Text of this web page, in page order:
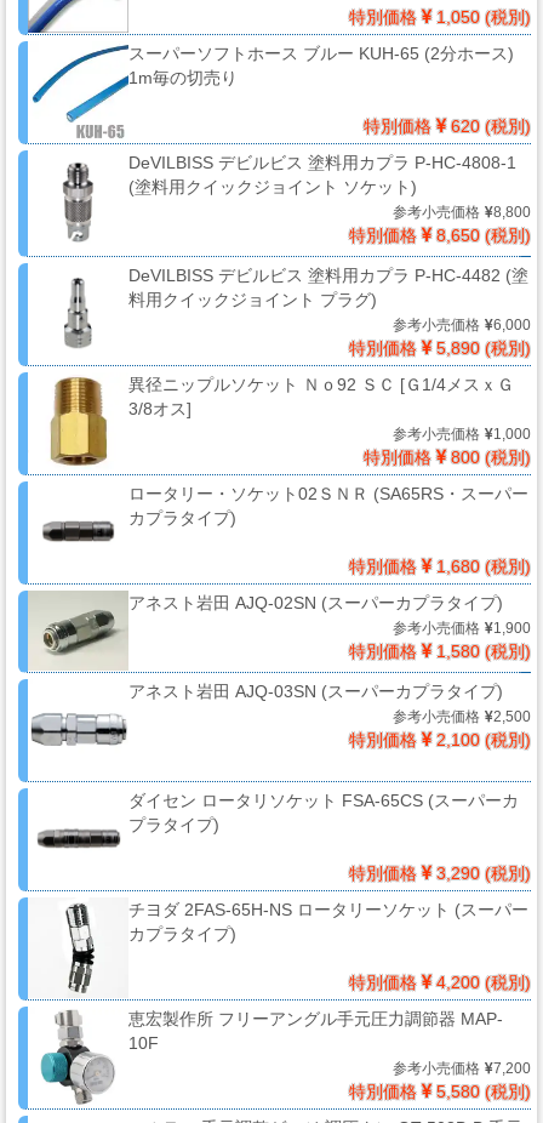
レ
ー
ン
ブ
プ
ー・
ー
路
コ
パ
バ
フ・
カ
特別価格
1,050 (税別)
スーパーソフトホース ブルー KUH-65 (2分ホース)
1m毎の切売り
特別価格
620 (税別)
DeVILBISS デビルビス 塗料用カプラ P-HC-4808-1
(塗料用クイックジョイント ソケット)
参考小売価格 8,800
特別価格 8,650 (税別)
DeVILBISS デビルビス 塗料用カプラ P-HC-4482 (塗
料用クイックジョイント プラグ)
参考小売価格 6,000
特別価格
5,890 (税別)
異径ニップルソケット Ｎｏ92 ＳＣ [Ｇ1/4メスｘＧ
3/8オス]
参考小売価格 1,000
特別価格
800 (税別)
ロータリー・ソケット02ＳＮＲ (SA65RS・スーパー
カプラタイプ)
特別価格
1,680 (税別)
アネスト岩田 AJQ-02SN (スーパーカプラタイプ)
参考小売価格 1,900
特別価格 1,580 (税別)
アネスト岩田 AJQ-03SN (スーパーカプラタイプ)
参考小売価格 2,500
特別価格 2,100 (税別)
ダイセン ロータリソケット FSA-65CS (スーパーカ
プラタイプ)
特別価格
3,290 (税別)
チヨダ 2FAS-65H-NS ロータリーソケット (スーパー
カプラタイプ)
特別価格
4,200 (税別)
恵宏製作所 フリーアングル手元圧力調節器 MAP-
10F
参考小売価格 7,200
特別価格
5,580 (税別)